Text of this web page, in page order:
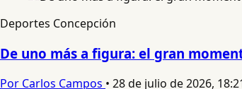
Deportes Concepción
De uno más a figura: el gran
Por Carlos Campos • 28 de julio de 2026,